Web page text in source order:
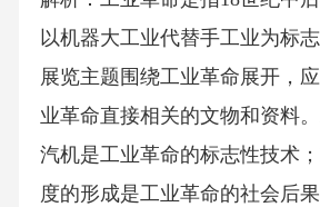
以机器大工业代替手工业为标志
展览主题围绕工业革命展开，
业革命直接相关的文物和资料
汽机是工业革命的标志性技术
度的形成是工业革命的社会后